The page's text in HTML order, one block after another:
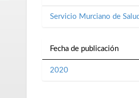
Servicio Murciano de
Fecha de publicación
2020